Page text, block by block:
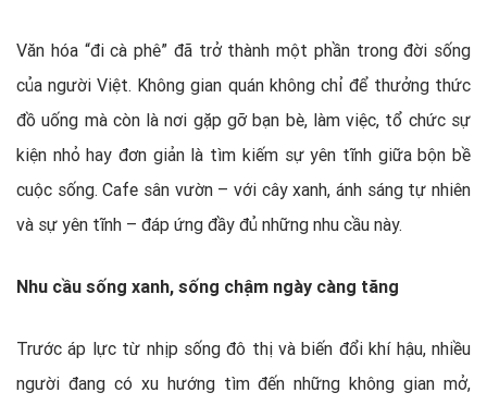
Văn hóa “đi cà phê” đã trở thành một phần trong đời sống
của người Việt. Không gian quán không chỉ để thưởng thức
đồ uống mà còn là nơi gặp gỡ bạn bè, làm việc, tổ chức sự
kiện nhỏ hay đơn giản là tìm kiếm sự yên tĩnh giữa bộn bề
cuộc sống. Cafe sân vườn – với cây xanh, ánh sáng tự nhiên
và sự yên tĩnh – đáp ứng đầy đủ những nhu cầu này.
Nhu cầu sống xanh, sống chậm ngày càng tăng
Trước áp lực từ nhịp sống đô thị và biến đổi khí hậu, nhiều
người đang có xu hướng tìm đến những không gian mở,